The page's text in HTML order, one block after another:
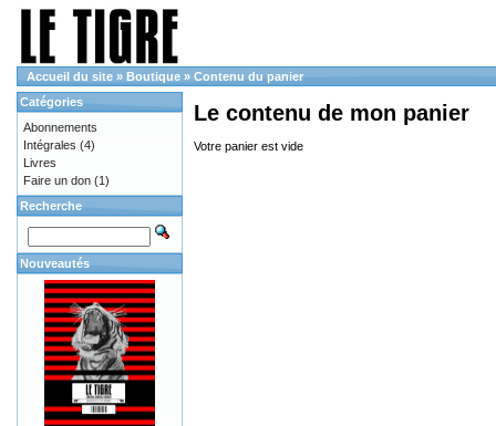
Accueil du site » Boutique » Contenu du panier
Le contenu de mon panier
Votre panier est vide
Catégories
Abonnements
Intégrales (4)
Livres
Faire un don (1)
Recherche
Nouveautés